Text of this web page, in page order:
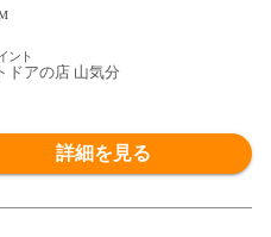
ラップ ベルクロ キャンプ レジ
通学 デイリー トラベル 女性 フ
AL5501 ブラウン
ドアの店 山気分
詳細を見る